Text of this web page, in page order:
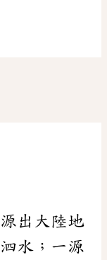
出大陸地
水；一源